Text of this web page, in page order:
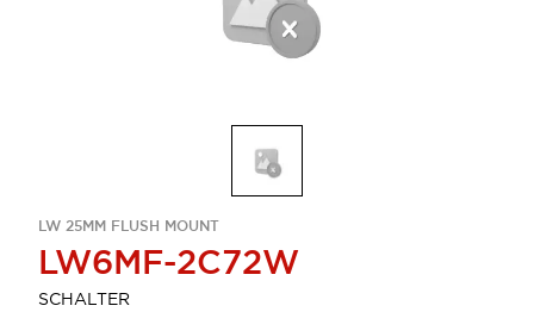
LW 25MM FLUSH MOUNT
LW6MF-2C72W
SCHALTER